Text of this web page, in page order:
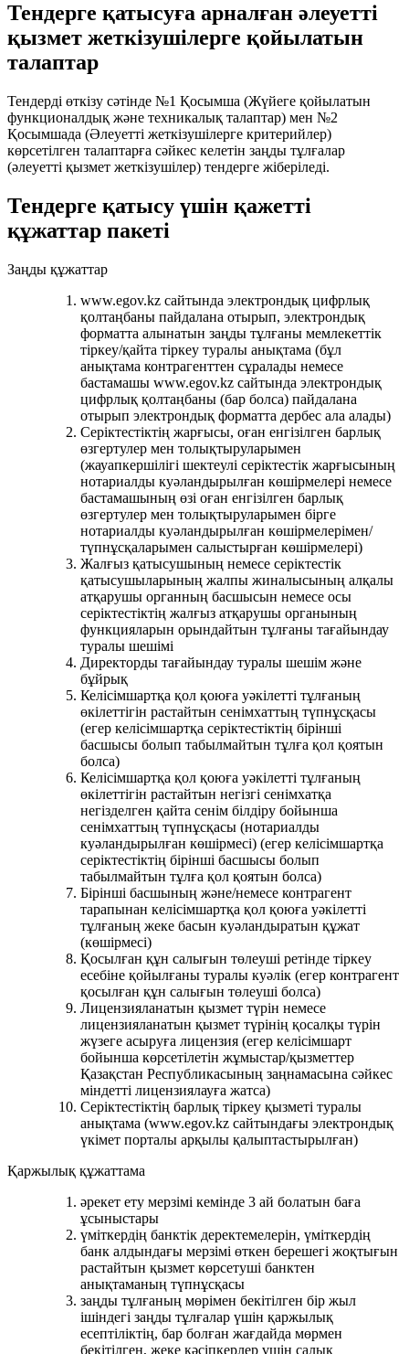
Тендерге қатысуға арналған әлеуетті
қызмет жеткізушілерге қойылатын
талаптар
Тендерді өткізу сәтінде №1 Қосымша (Жүйеге қойылатын
функционалдық және техникалық талаптар) мен №2
Қосымшада (Әлеуетті жеткізушілерге критерийлер)
көрсетілген талаптарға сәйкес келетін заңды тұлғалар
(әлеуетті қызмет жеткізушілер) тендерге жіберіледі.
Тендерге қатысу үшін қажетті
құжаттар пакеті
Заңды құжаттар
www.egov.kz сайтында электрондық цифрлық
қолтаңбаны пайдалана отырып, электрондық
форматта алынатын заңды тұлғаны мемлекеттік
тіркеу/қайта тіркеу туралы анықтама (бұл
анықтама контрагенттен сұралады немесе
бастамашы www.egov.kz сайтында электрондық
цифрлық қолтаңбаны (бар болса) пайдалана
отырып электрондық форматта дербес ала алады)
Серіктестіктің жарғысы, оған енгізілген барлық
өзгертулер мен толықтыруларымен
(жауапкершілігі шектеулі серіктестік жарғысының
нотариалды куәландырылған көшірмелері немесе
бастамашының өзі оған енгізілген барлық
өзгертулер мен толықтыруларымен бірге
нотариалды куәландырылған көшірмелерімен/
түпнұсқаларымен салыстырған көшірмелері)
Жалғыз қатысушының немесе серіктестік
қатысушыларының жалпы жиналысының алқалы
атқарушы органның басшысын немесе осы
серіктестіктің жалғыз атқарушы органының
функцияларын орындайтын тұлғаны тағайындау
туралы шешімі
Директорды тағайындау туралы шешім және
бұйрық
Келісімшартқа қол қоюға уәкілетті тұлғаның
өкілеттігін растайтын сенімхаттың түпнұсқасы
(егер келісімшартқа серіктестіктің бірінші
басшысы болып табылмайтын тұлға қол қоятын
болса)
Келісімшартқа қол қоюға уәкілетті тұлғаның
өкілеттігін растайтын негізгі сенімхатқа
негізделген қайта сенім білдіру бойынша
сенімхаттың түпнұсқасы (нотариалды
куәландырылған көшірмесі) (егер келісімшартқа
серіктестіктің бірінші басшысы болып
табылмайтын тұлға қол қоятын болса)
Бірінші басшының және/немесе контрагент
тарапынан келісімшартқа қол қоюға уәкілетті
тұлғаның жеке басын куәландыратын құжат
(көшірмесі)
Қосылған құн салығын төлеуші ​​ретінде тіркеу
есебіне қойылғаны туралы куәлік (егер контрагент
қосылған құн салығын төлеуші ​​болса)
Лицензияланатын қызмет түрін немесе
лицензияланатын қызмет түрінің қосалқы түрін
жүзеге асыруға лицензия (егер келісімшарт
бойынша көрсетілетін жұмыстар/қызметтер
Қазақстан Республикасының заңнамасына сәйкес
міндетті лицензиялауға жатса)
Серіктестіктің барлық тіркеу қызметі туралы
анықтама (www.egov.kz сайтындағы электрондық
үкімет порталы арқылы қалыптастырылған)
Қаржылық құжаттама
әрекет ету мерзімі кемінде 3 ай болатын баға
ұсыныстары
үміткердің банктік деректемелерін, үміткердің
банк алдындағы мерзімі өткен берешегі жоқтығын
растайтын қызмет көрсетуші банктен
анықтаманың түпнұсқасы
заңды тұлғаның мөрімен бекітілген бір жыл
ішіндегі заңды тұлғалар үшін қаржылық
есептіліктің, бар болған жағдайда мөрмен
бекітілген, жеке кәсіпкерлер үшін салық